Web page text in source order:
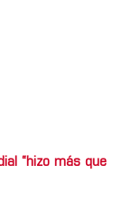
“hizo más que